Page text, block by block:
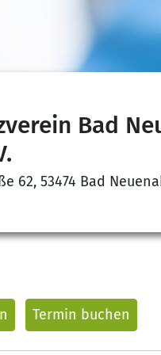
Bad
62, 53474 Bad
Termin buchen